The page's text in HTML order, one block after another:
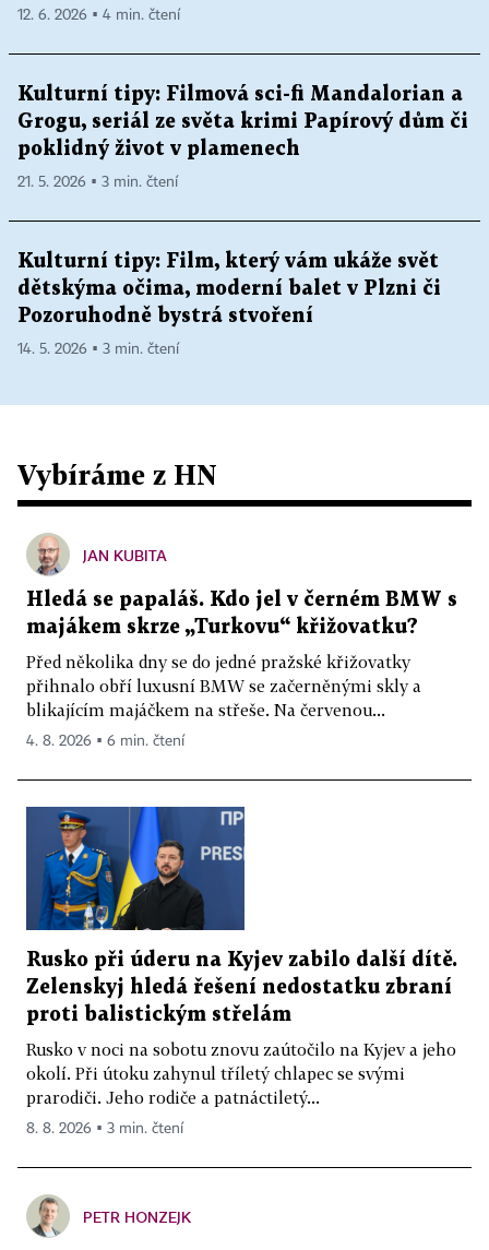
12. 6. 2026 ▪ 4 min. čtení
Kulturní tipy: Filmová sci-fi Mandalorian a
Grogu, seriál ze světa krimi Papírový dům či
poklidný život v plamenech
21. 5. 2026 ▪ 3 min. čtení
Kulturní tipy: Film, který vám ukáže svět
dětskýma očima, moderní balet v Plzni či
Pozoruhodně bystrá stvoření
14. 5. 2026 ▪ 3 min. čtení
Vybíráme z HN
JAN KUBITA
Hledá se papaláš. Kdo jel v černém BMW s
majákem skrze „Turkovu“ křižovatku?
Před několika dny se do jedné pražské křižovatky
přihnalo obří luxusní BMW se začerněnými skly a
blikajícím majáčkem na střeše. Na červenou...
4. 8. 2026 ▪ 6 min. čtení
Rusko při úderu na Kyjev zabilo další dítě.
Zelenskyj hledá řešení nedostatku zbraní
proti balistickým střelám
Rusko v noci na sobotu znovu zaútočilo na Kyjev a jeho
okolí. Při útoku zahynul tříletý chlapec se svými
prarodiči. Jeho rodiče a patnáctiletý...
8. 8. 2026 ▪ 3 min. čtení
PETR HONZEJK